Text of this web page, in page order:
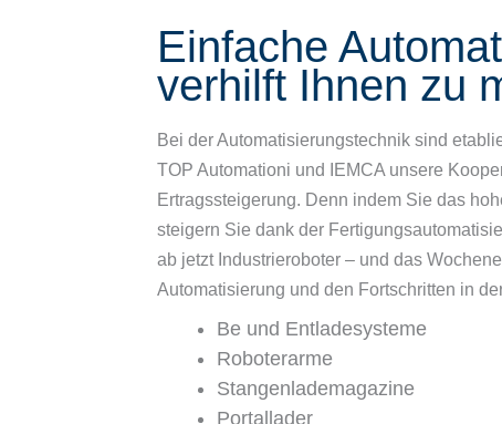
Einfache
verhilft Ihnen zu
Bei der Automatisierungstechnik sind
TOP Automationi und IEMCA unsere
Ertragssteigerung. Denn indem Sie das
steigern Sie dank der
ab jetzt Industrieroboter – und das
Automatisierung und den Fortschritten in
Be und Entladesysteme
Roboterarme
Stangenlademagazine
Portallader